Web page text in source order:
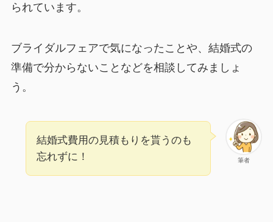
られています。
ブライダルフェアで気になったことや、結婚式の
準備で分からないことなどを相談してみましょ
う。
筆者
結婚式費用の見積もりを貰うのも
忘れずに！